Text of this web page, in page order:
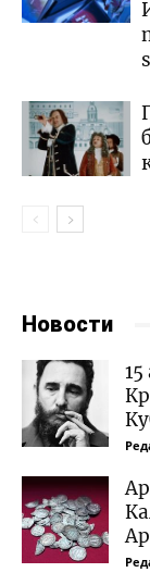
Новости